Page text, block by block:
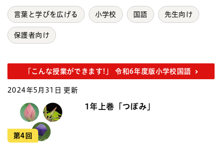
言葉と学びを広げる 小学校 国語 先生向け
保護者向け
「こんな授業ができます!」 令和6年度版小学校国語
2024年5月31日 更新
第4回
1年上巻「つぼみ」